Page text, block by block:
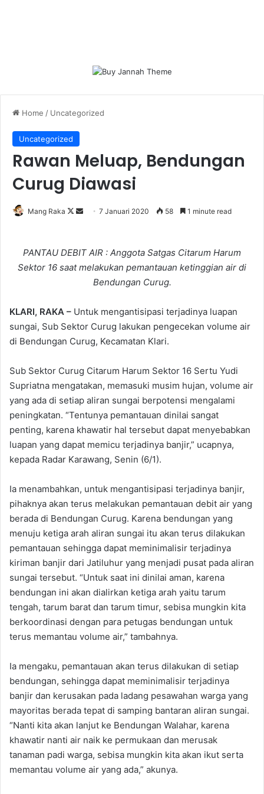
Home / Uncategorized
Uncategorized
Rawan Meluap, Bendungan
Curug Diawasi
Mang Raka
Follow
Send7 Januari 2020 58 1 minute read
PANTAU DEBIT AIR : Anggota Satgas Citarum Harum
Sektor 16 saat melakukan pemantauan ketinggian air di
Bendungan Curug.
KLARI, RAKA – Untuk mengantisipasi terjadinya luapan
sungai, Sub Sektor Curug lakukan pengecekan volume air
di Bendungan Curug, Kecamatan Klari.
Sub Sektor Curug Citarum Harum Sektor 16 Sertu Yudi
Supriatna mengatakan, memasuki musim hujan, volume air
yang ada di setiap aliran sungai berpotensi mengalami
peningkatan. “Tentunya pemantauan dinilai sangat
penting, karena khawatir hal tersebut dapat menyebabkan
luapan yang dapat memicu terjadinya banjir,” ucapnya,
kepada Radar Karawang, Senin (6/1).
Ia menambahkan, untuk mengantisipasi terjadinya banjir,
pihaknya akan terus melakukan pemantauan debit air yang
berada di Bendungan Curug. Karena bendungan yang
menuju ketiga arah aliran sungai itu akan terus dilakukan
pemantauan sehingga dapat meminimalisir terjadinya
kiriman banjir dari Jatiluhur yang menjadi pusat pada aliran
sungai tersebut. “Untuk saat ini dinilai aman, karena
bendungan ini akan dialirkan ketiga arah yaitu tarum
tengah, tarum barat dan tarum timur, sebisa mungkin kita
berkoordinasi dengan para petugas bendungan untuk
terus memantau volume air,” tambahnya.
Ia mengaku, pemantauan akan terus dilakukan di setiap
bendungan, sehingga dapat meminimalisir terjadinya
banjir dan kerusakan pada ladang pesawahan warga yang
mayoritas berada tepat di samping bantaran aliran sungai.
“Nanti kita akan lanjut ke Bendungan Walahar, karena
khawatir nanti air naik ke permukaan dan merusak
tanaman padi warga, sebisa mungkin kita akan ikut serta
memantau volume air yang ada,” akunya.